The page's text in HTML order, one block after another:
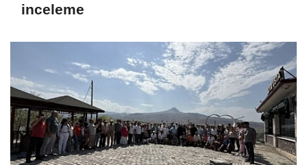
inceleme